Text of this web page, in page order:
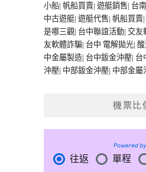
小船| 帆船買賣| 遊艇銷售| 台
中古遊艇| 遊艇代售| 帆船買賣|
是哪三觀| 台中聯誼活動| 交友
友軟體詐騙| 台中 電解拋光|
中金屬製造| 台中鈑金沖壓| 台
沖壓| 中部鈑金沖壓| 中部金屬
機票比